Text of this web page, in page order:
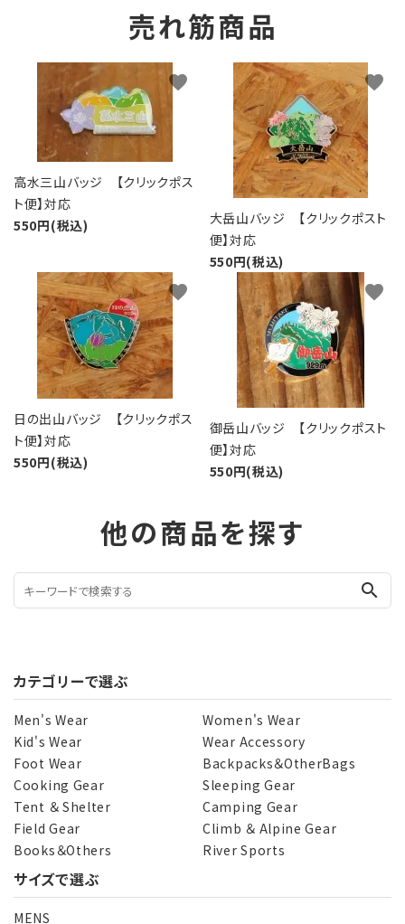
売れ筋商品
高水三山バッジ 【クリックポス
ト便】対応
550円(税込)
favorite
大岳山バッジ 【クリックポスト
便】対応
550円(税込)
favorite
日の出山バッジ 【クリックポス
ト便】対応
550円(税込)
favorite
御岳山バッジ 【クリックポスト
便】対応
550円(税込)
favorite
他の商品を探す
search
カテゴリーで選ぶ
Men's Wear
Women's Wear
Kid's Wear
Wear Accessory
Foot Wear
Backpacks＆OtherBags
Cooking Gear
Sleeping Gear
Tent ＆ Shelter
Camping Gear
Field Gear
Climb ＆ Alpine Gear
Books＆Others
River Sports
サイズで選ぶ
MENS